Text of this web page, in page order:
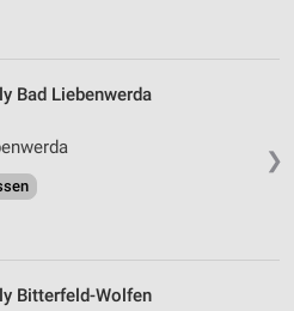
❯
Bad Liebenwerda
Bitterfeld-Wolfen